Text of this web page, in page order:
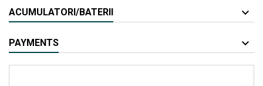
ACUMULATORI/BATERII
PAYMENTS